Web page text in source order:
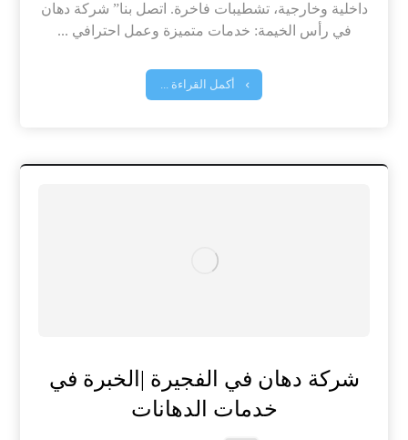
داخلية وخارجية، تشطيبات فاخرة. اتصل بنا” شركة دهان
في رأس الخيمة: خدمات متميزة وعمل احترافي ...
أكمل القراءة ...
شركة دهان في الفجيرة |الخبرة في
خدمات الدهانات